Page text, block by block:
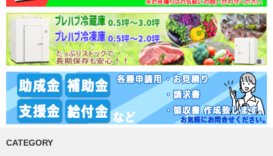
CATEGORY